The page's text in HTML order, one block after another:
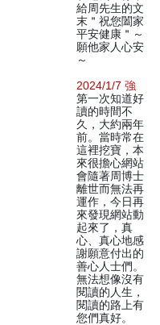
給周先生的文
末＂祝您闔家
平安健康＂～
願他家人心安
～
2024/1/7 強
第一次知道好
讀的時間不
久，大約兩年
前。當時常在
這裡挖寶，本
來很擔心網站
會隨著周博士
離世而無法再
運作，今日再
來發現網站動
起來了，真
心、真心地感
謝願意付出的
善心人士們。
無法想像沒有
閱讀的人生，
閱讀的路上有
您們真好。